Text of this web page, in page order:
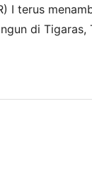
I terus
di Tigaras,